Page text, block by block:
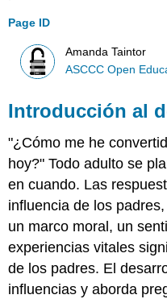
Page ID
Amanda Taintor
ASCCC Open
Introducción al
"¿Cómo me he
hoy?" Todo adulto se
en cuando. Las
influencia de los
un marco moral, un
experiencias vitales
de los padres. El
influencias y aborda